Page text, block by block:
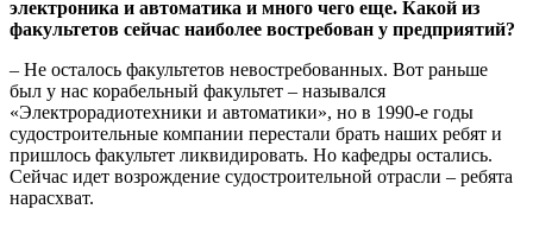
электроника и автоматика и много чего еще. Какой из
факультетов сейчас наиболее востребован у предприятий?
– Не осталось факультетов невостребованных. Вот раньше
был у нас корабельный факультет – назывался
«Электрорадиотехники и автоматики», но в 1990-е годы
судостроительные компании перестали брать наших ребят и
пришлось факультет ликвидировать. Но кафедры остались.
Сейчас идет возрождение судостроительной отрасли – ребята
нарасхват.